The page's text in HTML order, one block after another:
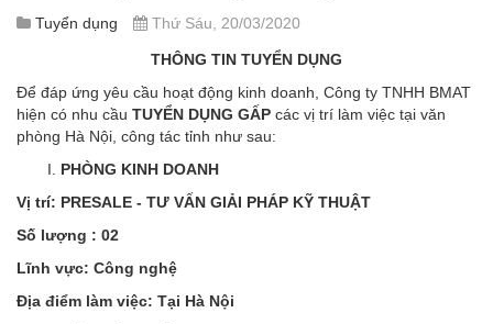
Tuyển dụng Thứ Sáu, 20/03/2020
THÔNG TIN TUYỂN DỤNG
Để đáp ứng yêu cầu hoạt động kinh doanh, Công ty TNHH BMAT
hiện có nhu cầu TUYỂN DỤNG GẤP các vị trí làm việc tại văn
phòng Hà Nội, công tác tỉnh như sau:
PHÒNG KINH DOANH
Vị trí: PRESALE - TƯ VẤN GIẢI PHÁP KỸ THUẬT
Số lượng : 02
Lĩnh vực: Công nghệ
Địa điểm làm việc: Tại Hà Nội